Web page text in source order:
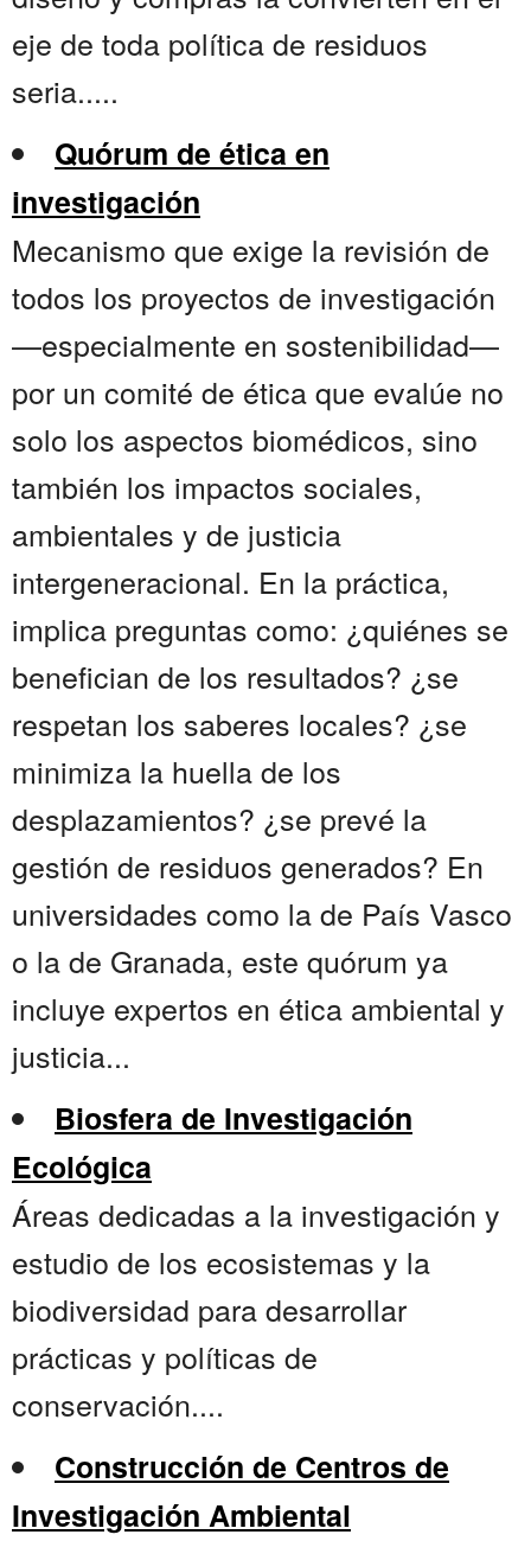
eje de toda política de residuos
seria.....
Quórum de ética en
investigación
Mecanismo que exige la revisión de
todos los proyectos de investigación
—especialmente en sostenibilidad—
por un comité de ética que evalúe no
solo los aspectos biomédicos, sino
también los impactos sociales,
ambientales y de justicia
intergeneracional. En la práctica,
implica preguntas como: ¿quiénes se
benefician de los resultados? ¿se
respetan los saberes locales? ¿se
minimiza la huella de los
desplazamientos? ¿se prevé la
gestión de residuos generados? En
universidades como la de País Vasco
o la de Granada, este quórum ya
incluye expertos en ética ambiental y
justicia...
Biosfera de Investigación
Ecológica
Áreas dedicadas a la investigación y
estudio de los ecosistemas y la
biodiversidad para desarrollar
prácticas y políticas de
conservación....
Construcción de Centros de
Investigación Ambiental